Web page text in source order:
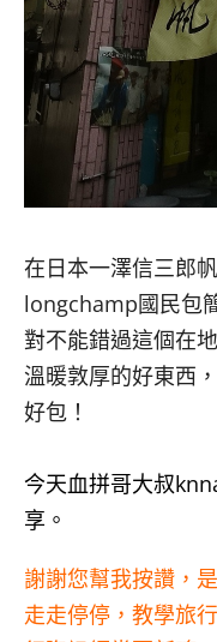
在日本一澤信三郎
longchamp國民包
對不能錯過這個在
溫暖敦厚的好東西
好包！
今天血拼哥大叔
享。
謝謝您幫我按讚，
走走停停，教學旅